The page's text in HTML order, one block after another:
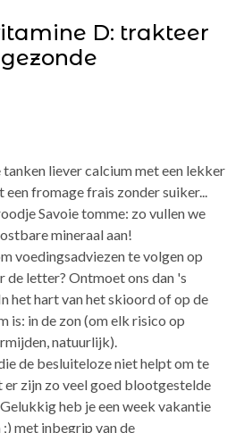
D: trakteer
liever calcium met een lekker
fromage frais zonder suiker...
Savoie tomme: zo vullen we
mineraal aan!
voedingsadviezen te volgen op
de letter? Ontmoet ons dan 's
het hart van het skioord of op de
is: in de zon (om elk risico op
natuurlijk).
de besluiteloze niet helpt om te
er zijn zo veel goed blootgestelde
Gelukkig heb je een week vakantie
met inbegrip van de